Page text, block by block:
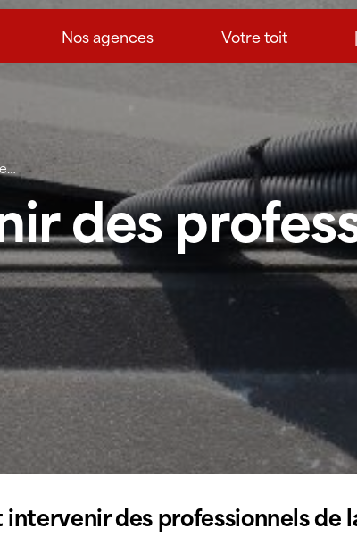
Nos agences Votre toit |
des
intervenir des professionnels de